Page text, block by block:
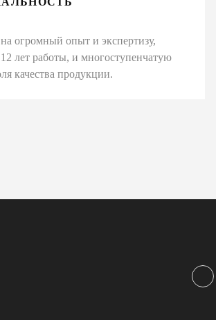
огромный опыт и экспертизу,
лет работы, и многоступенчатую
качества продукции.